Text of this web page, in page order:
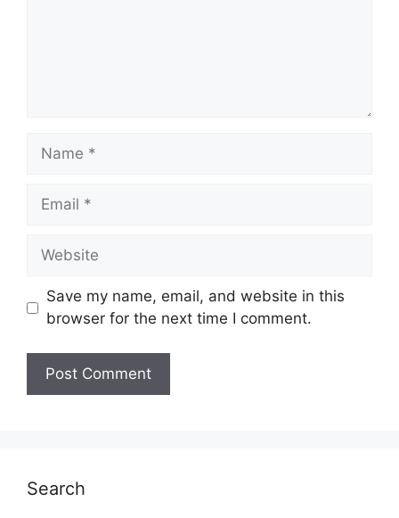
Name
Email
Website
Save my name, email, and website in this
browser for the next time I comment.
Search